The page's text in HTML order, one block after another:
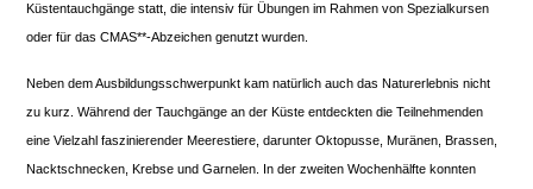
Küstentauchgänge statt, die intensiv für Übungen im Rahmen von Spezialkursen
oder für das CMAS**-Abzeichen genutzt wurden.
Neben dem Ausbildungsschwerpunkt kam natürlich auch das Naturerlebnis nicht
zu kurz. Während der Tauchgänge an der Küste entdeckten die Teilnehmenden
eine Vielzahl faszinierender Meerestiere, darunter Oktopusse, Muränen, Brassen,
Nacktschnecken, Krebse und Garnelen. In der zweiten Wochenhälfte konnten